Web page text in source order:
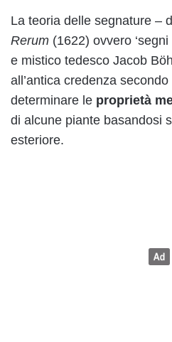
La teoria delle segnature –
Rerum (1622) ovvero
e mistico tedesco Jacob
all’antica credenza
determinare le proprietà
di alcune piante basandosi
esteriore.